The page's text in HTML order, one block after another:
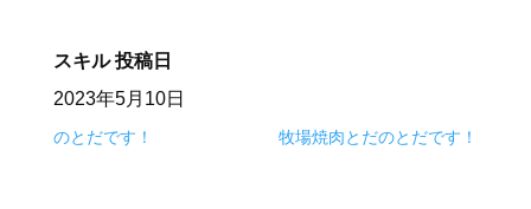
スキル 投稿日
2023年5月10日
のとだです！ 牧場焼肉とだのとだです！